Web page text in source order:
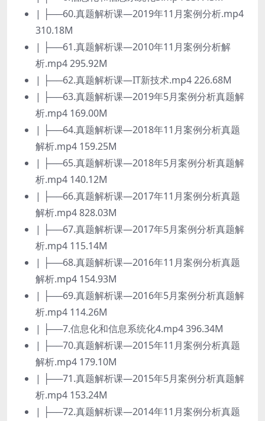
| ├──60.真题解析课—2019年11月案例分析.mp4
310.18M
| ├──61.真题解析课—2010年11月案例分析解
析.mp4 295.92M
| ├──62.真题解析课—IT新技术.mp4 226.68M
| ├──63.真题解析课—2019年5月案例分析真题解
析.mp4 169.00M
| ├──64.真题解析课—2018年11月案例分析真题
解析.mp4 159.25M
| ├──65.真题解析课—2018年5月案例分析真题解
析.mp4 140.12M
| ├──66.真题解析课—2017年11月案例分析真题
解析.mp4 828.03M
| ├──67.真题解析课—2017年5月案例分析真题解
析.mp4 115.14M
| ├──68.真题解析课—2016年11月案例分析真题
解析.mp4 154.93M
| ├──69.真题解析课—2016年5月案例分析真题解
析.mp4 114.26M
| ├──7.信息化和信息系统化4.mp4 396.34M
| ├──70.真题解析课—2015年11月案例分析真题
解析.mp4 179.10M
| ├──71.真题解析课—2015年5月案例分析真题解
析.mp4 153.24M
| ├──72.真题解析课—2014年11月案例分析真题